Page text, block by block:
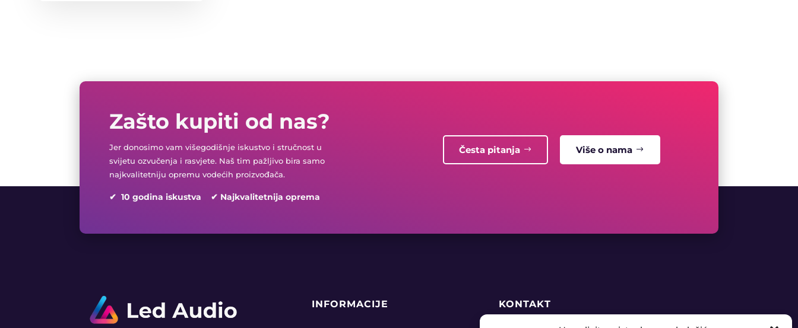
Zašto kupiti od nas?
Jer donosimo vam višegodišnje iskustvo i stručnost u
svijetu ozvučenja i rasvjete. Naš tim pažljivo bira samo
najkvalitetniju opremu vodećih proizvođača.
✔ 10 godina iskustva ✔ Najkvalitetnija oprema
Česta pitanja Više o nama
INFORMACIJE KONTAKT